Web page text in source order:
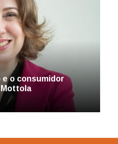
o consumidor